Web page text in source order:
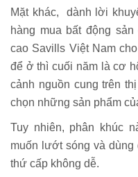
Mặt khác, dành lời
hàng mua bất động
cao Savills Việt Nam
để ở thì cuối năm là cơ
cảnh nguồn cung trên
chọn những sản phẩm
Tuy nhiên, phân khúc
muốn lướt sóng và dùng
thứ cấp không dễ.